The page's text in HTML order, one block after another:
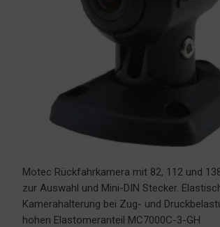
Motec Rückfahrkamera mit 82, 112 und
zur Auswahl und Mini-DIN Stecker.
Kamerahalterung bei Zug- und
hohen Elastomeranteil MC7000C-3-GH